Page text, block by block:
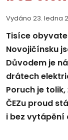
Vydáno 23. ledna
Tisíce
Novojičínsku
Důvodem je
drátech
Poruch je
ČEZu proud
i bez vytápění